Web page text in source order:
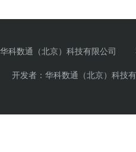
华科数通（北京）科技有限公司
开发者：华科数通（北京）科